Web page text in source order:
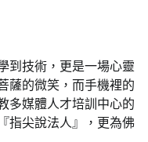
到技術，更是一場心靈
薩的微笑，而手機裡的
多媒體人才培訓中心的
指尖說法人』，更為佛